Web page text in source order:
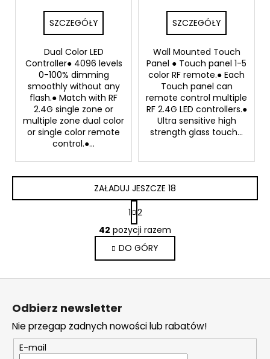
SZCZEGÓŁY
Dual Color LED
Controller● 4096 levels
0-100% dimming
smoothly without any
flash.● Match with RF
2.4G single zone or
multiple zone dual color
or single color remote
control.●...
SZCZEGÓŁY
Wall Mounted Touch
Panel ● Touch panel 1-5
color RF remote.● Each
Touch panel can
remote control multiple
RF 2.4G LED controllers.●
Ultra sensitive high
strength glass touch...
K
o
n
t
r
i
l
ZAŁADUJ JESZCZE 18
P
a
g
i
n
a
1 2
42 pozycji razem
DO GÓRY
S
Odbierz newsletter
Nie przegap żadnych nowości lub rabatów!
E-mail